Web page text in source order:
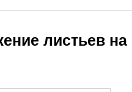
листьев на